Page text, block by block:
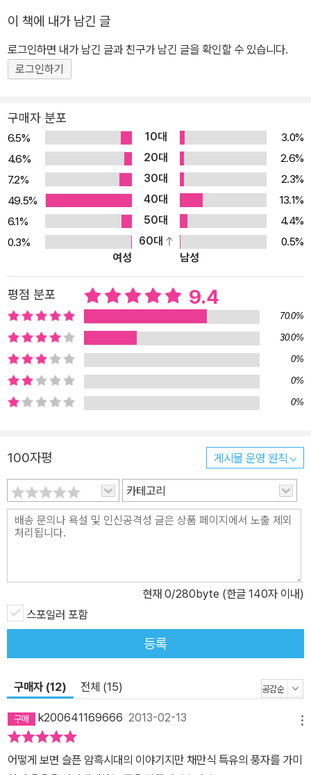
이 책에 내가 남긴 글
로그인하면 내가 남긴 글과 친구가 남긴 글을 확인할 수 있습니다.
로그인하기
구매자 분포
6.5% 10대
3.0%
4.6%
20대
2.6%
7.2%
30대
2.3%
49.5%
40대
13.1%
6.1%
50대
4.4%
0.3%
60대
0.5%
여성
남성
평점 분포 9.4
70.0%
30.0%
0%
0%
0%
100자평 게시물 운영 원칙
카테고리
현재 0/280byte (한글 140자 이내)
스포일러 포함
등록
구매자 (12) 전체 (15)
k200641169666 2013-02-13
어떻게 보면 슬픈 암흑시대의 이야기지만 채만식 특유의 풍자를 가미